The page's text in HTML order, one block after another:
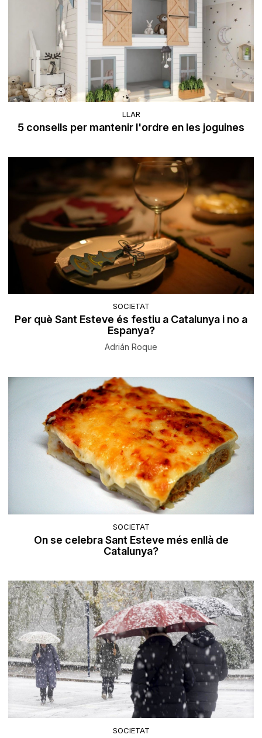
LLAR
5 consells per mantenir l'ordre en les joguines
SOCIETAT
Per què Sant Esteve és festiu a Catalunya i no a
Espanya?
Adrián Roque
SOCIETAT
On se celebra Sant Esteve més enllà de
Catalunya?
SOCIETAT